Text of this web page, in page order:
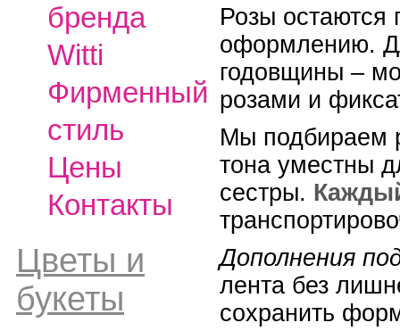
бренда
Witti
Фирменный
стиль
Цены
Контакты
Цветы и
букеты
Розы остаются
оформлению.
годовщины –
розами и
Мы подбираем
тона уместны
сестры.
Дополнения
лента без
сохранить